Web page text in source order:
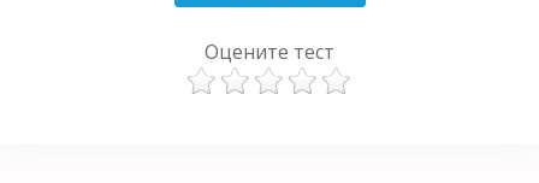
Оцените тест